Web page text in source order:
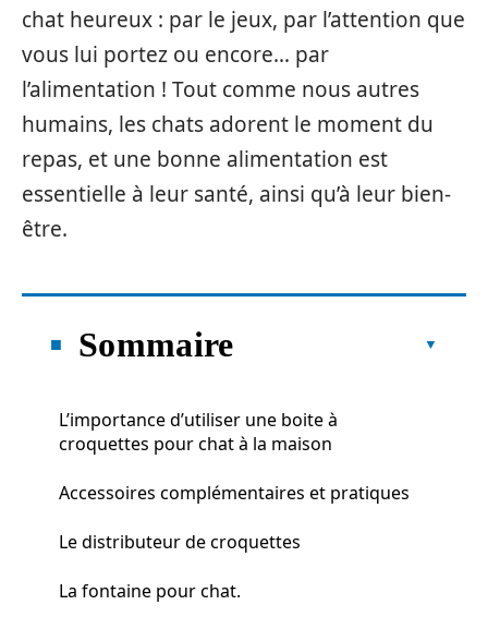
chat heureux : par le jeux, par l’attention que
vous lui portez ou encore… par
l’alimentation ! Tout comme nous autres
humains, les chats adorent le moment du
repas, et une bonne alimentation est
essentielle à leur santé, ainsi qu’à leur bien-
être.
Sommaire
L’importance d’utiliser une boite à
croquettes pour chat à la maison
Accessoires complémentaires et pratiques
Le distributeur de croquettes
La fontaine pour chat.